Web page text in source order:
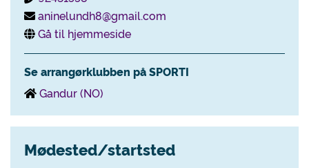
aninelundh8@gmail.com
Gå til hjemmeside
Se arrangørklubben på SPORTI
Gandur (NO)
Mødested/startsted